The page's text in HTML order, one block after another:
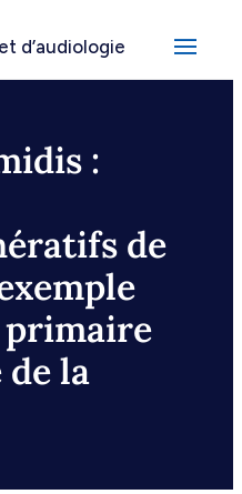
d’audiologie
:
de
primaire
la